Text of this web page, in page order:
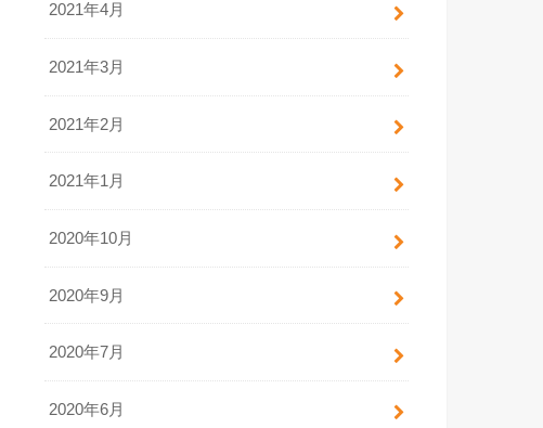
2021年4月
2021年3月
2021年2月
2021年1月
2020年10月
2020年9月
2020年7月
2020年6月